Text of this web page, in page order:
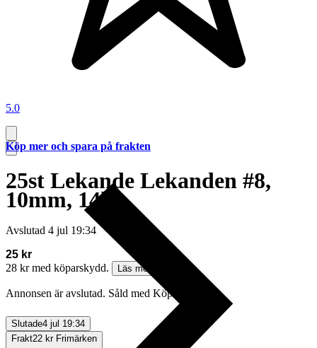
5.0
25st Lekande Lekanden #8,
10mm, 14kg
Avslutad 4 jul 19:34
25 kr
28 kr med köparskydd.
Läs mer
Annonsen är avslutad. Såld med Köp nu.
Slutade4 jul 19:34
Frakt22 kr Frimärken
Köp mer och spara på frakten